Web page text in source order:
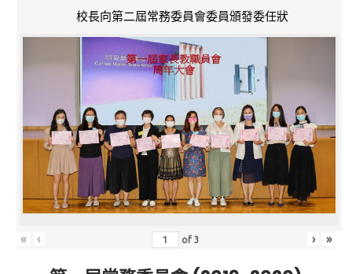
校長向第二屆常務委員會委員頒發委任狀
« ‹ of3 › »